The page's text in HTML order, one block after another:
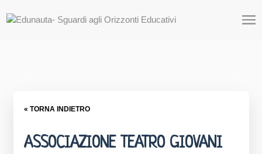
« TORNA INDIETRO
ASSOCIAZIONE TEATRO GIOVANI